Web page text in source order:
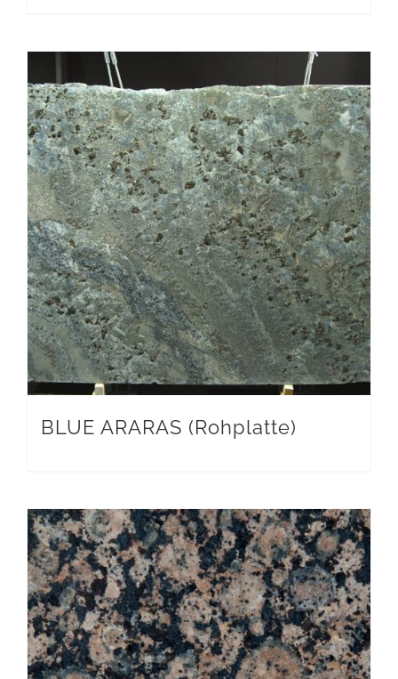
BLUE ARARAS (Rohplatte)